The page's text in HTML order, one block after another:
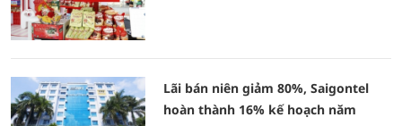
Lãi bán niên giảm 80%, Saigontel
hoàn thành 16% kế hoạch năm